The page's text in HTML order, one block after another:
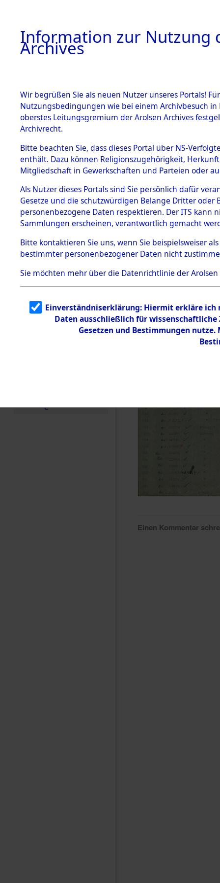
BESTÄNDE
1.
mente
5. Verschiedenes
5.3
Todesmärsche
5.3.1 Alliierte
Erhebungen
zu
Todesmärsch
en
5.3.2
g
5.3.3
Todesmärsch
e
0001
Einen Kommentar
Information zur Nutzung
Archives
Wir begrüßen Sie als neuen Nutzer unseres Portals!
Nutzungsbedingungen wie bei einem Archivbesuch
oberstes Leitungsgremium der Arolsen Archives
Archivrecht.
Bitte beachten Sie, dass dieses Portal über NS-
enthält. Dazu können Religionszugehörigkeit,
Mitgliedschaft in Gewerkschaften und Parteien oder
Als Nutzer dieses Portals sind Sie persönlich dafür
Gesetze und die schutzwürdigen Belange Dritter
personenbezogene Daten respektieren. Der ITS
Sammlungen erscheinen, verantwortlich gemacht
Bitte kontaktieren Sie uns, wenn Sie beispielsweiser
bestimmter personenbezogener Daten nicht
Sie möchten mehr über die Datenrichtlinie der Arolsen
Einverständniserklärung: Hiermit erkläre ich
Daten ausschließlich für
Gesetzen und Bestimmungen